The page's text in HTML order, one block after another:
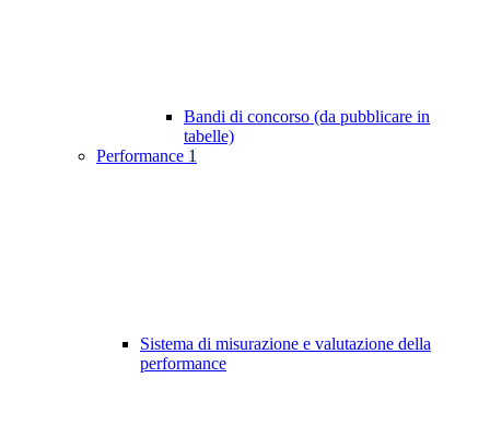
Bandi di concorso (da pubblicare in
tabelle)
Performance 1
Sistema di misurazione e valutazione della
performance